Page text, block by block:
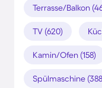
Terrasse/Balkon
TV (620)
Kamin/Ofen (158)
Spülmaschine